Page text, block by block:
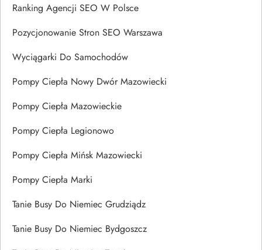
Ranking Agencji SEO W Polsce
Pozycjonowanie Stron SEO Warszawa
Wyciągarki Do Samochodów
Pompy Ciepła Nowy Dwór Mazowiecki
Pompy Ciepła Mazowieckie
Pompy Ciepła Legionowo
Pompy Ciepła Mińsk Mazowiecki
Pompy Ciepła Marki
Tanie Busy Do Niemiec Grudziądz
Tanie Busy Do Niemiec Bydgoszcz